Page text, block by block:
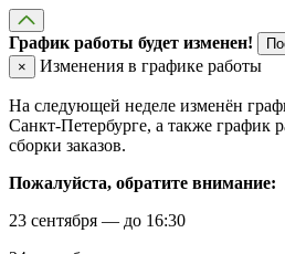
График работы будет изменен!
×
Изменения в графике работы
На следующей неделе изменён
Санкт-Петербурге, а также график
сборки заказов.
Пожалуйста, обратите внимание:
23 сентября — до 16:30